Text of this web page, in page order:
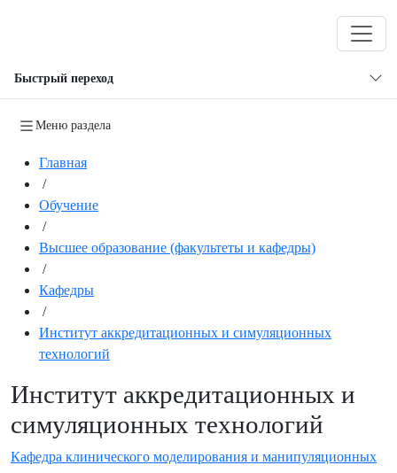
Быстрый переход
Меню раздела
Главная
/
Обучение
/
Высшее образование (факультеты и кафедры)
/
Кафедры
/
Институт аккредитационных и симуляционных
технологий
Институт аккредитационных и
симуляционных технологий
Кафедра клинического моделирования и манипуляционных